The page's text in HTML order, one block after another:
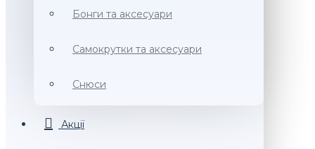
Бонги та аксесуари
Самокрутки та аксесуари
Снюси
Акції